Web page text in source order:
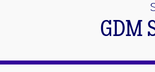
GDM